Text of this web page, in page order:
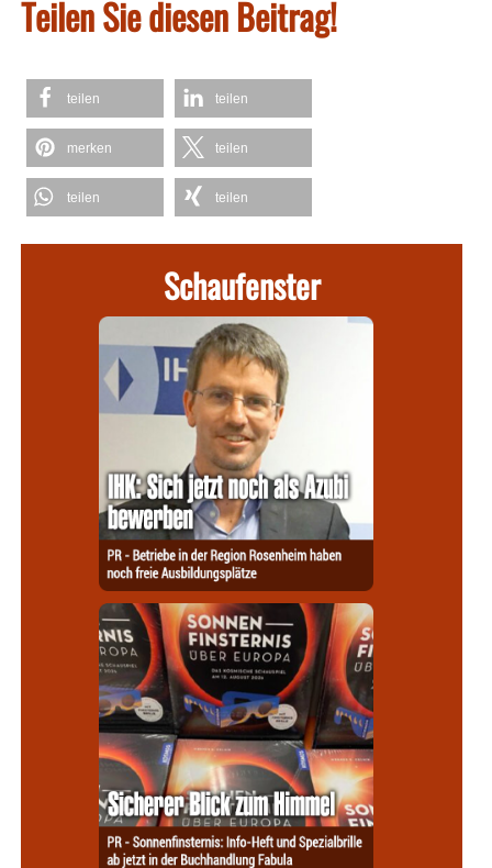
Teilen Sie diesen Beitrag!
teilen teilen
merken teilen
teilen teilen
Schaufenster